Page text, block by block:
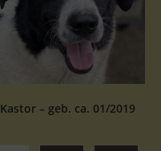
Kastor – geb. ca. 01/2019